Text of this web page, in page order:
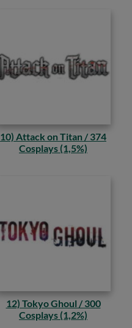
10) Attack on Titan / 374
Cosplays (1,5%)
12) Tokyo Ghoul / 300
Cosplays (1,2%)